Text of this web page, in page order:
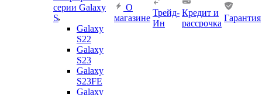
серии Galaxy
S
Galaxy
S22
Galaxy
S23
Galaxy
S23FE
Galaxy
О
магазине
Трейд-
Ин
Кредит и
рассрочка
Гарантия